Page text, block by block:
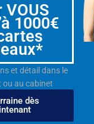
VOUS
1000€
et détail dans le
ou au cabinet
dès